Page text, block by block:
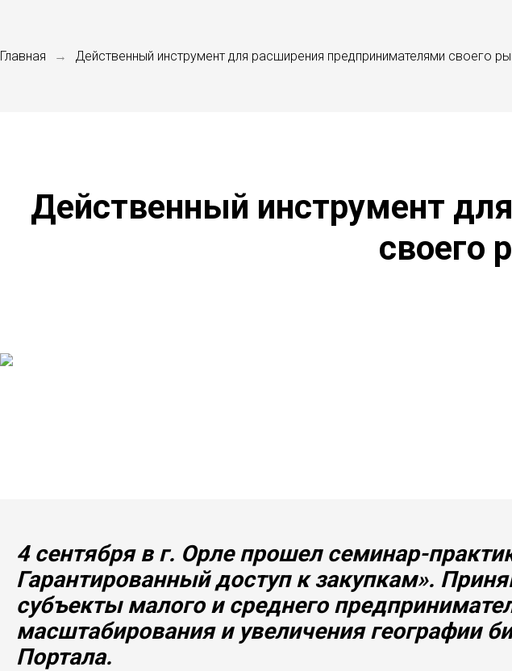
Главная → Действенный инструмент для расширения предпринимателями своего
Действенный инструмент
своего
4 сентября в г. Орле прошел семинар-
Гарантированный доступ к закупкам».
субъекты малого и среднего
масштабирования и увеличения географии
Портала.